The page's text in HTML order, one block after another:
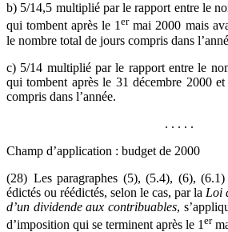
b) 5/14,5 multiplié par le rapport entre le
qui tombent après le 1ermai 2000 mais
le nombre total de jours compris dans
c) 5/14 multiplié par le rapport entre le
qui tombent après le 31 décembre 2000
compris dans l’année.
. . . . .
Champ d’application : budget de 2000
(28) Les paragraphes (5), (5.4), (6),
édictés ou réédictés, selon le cas, par la Loi
d’un dividende aux contribuables,
d’imposition qui se terminent après le 1 er